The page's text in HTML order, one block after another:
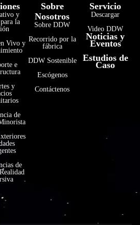
y
la
Vivo y
e
y
de
de
Sobre
Nosotros
Sobre DDW
Recorrido por la
fábrica
DDW Sostenible
Escógenos
Contáctenos
Servicio
Descargar
Video DDW
Noticias y
Eventos
Estudios de
Caso
العربية
Bahasa Indonesia
हिन्दी
فارسی